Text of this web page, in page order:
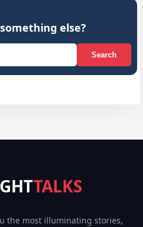
else?
Search
TALKS
the most illuminating stories,